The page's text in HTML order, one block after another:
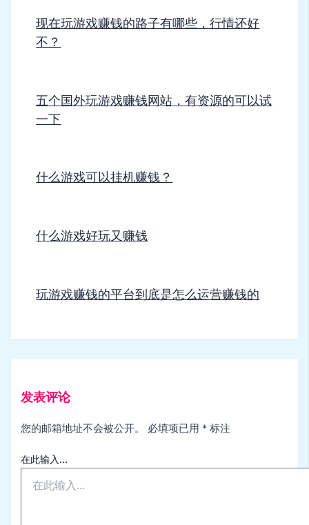
现在玩游戏赚钱的路子有哪些，行情还好
不？
五个国外玩游戏赚钱网站，有资源的可以试
一下
什么游戏可以挂机赚钱？
什么游戏好玩又赚钱
玩游戏赚钱的平台到底是怎么运营赚钱的
发表评论
您的邮箱地址不会被公开。 必填项已用 * 标注
在此输入...